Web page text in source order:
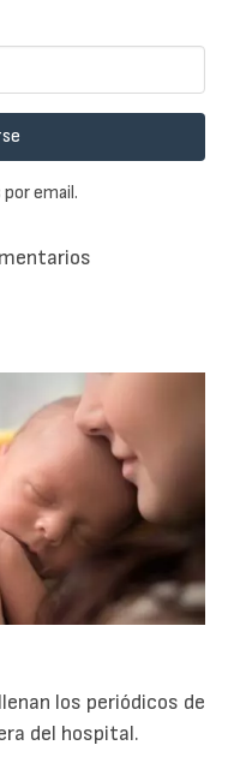
los periódicos de
del hospital.
email.